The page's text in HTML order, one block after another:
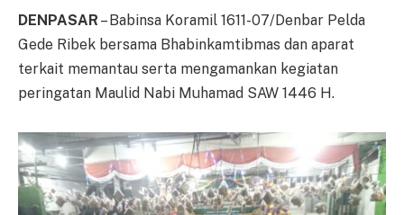
DENPASAR – Babinsa Koramil 1611-07/Denbar Pelda
Gede Ribek bersama Bhabinkamtibmas dan aparat
terkait memantau serta mengamankan kegiatan
peringatan Maulid Nabi Muhamad SAW 1446 H.